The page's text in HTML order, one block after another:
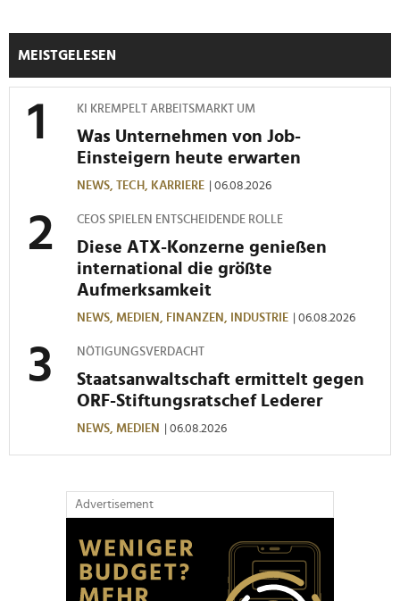
MEISTGELESEN
KI KREMPELT ARBEITSMARKT UM
Was Unternehmen von Job-
Einsteigern heute erwarten
NEWS, TECH, KARRIERE | 06.08.2026
CEOS SPIELEN ENTSCHEIDENDE ROLLE
Diese ATX-Konzerne genießen
international die größte
Aufmerksamkeit
NEWS, MEDIEN, FINANZEN, INDUSTRIE | 06.08.2026
NÖTIGUNGSVERDACHT
Staatsanwaltschaft ermittelt gegen
ORF-Stiftungsratschef Lederer
NEWS, MEDIEN | 06.08.2026
Advertisement